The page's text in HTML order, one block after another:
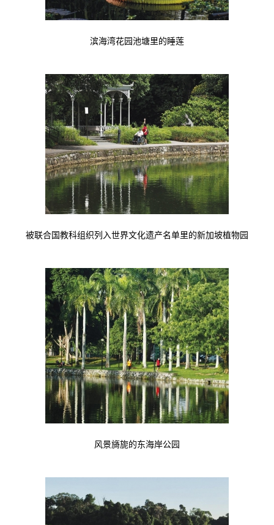
滨海湾花园池塘里的睡莲
被联合国教科组织列入世界文化遗产名单里的新加坡植物园
风景旖旎的东海岸公园